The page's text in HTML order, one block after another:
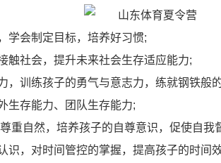
学会制定目标，培养好习惯;
触社会，提升未来社会生存适应能力;
，训练孩子的勇气与意志力，练就钢铁般
生存能力、团队生存能力;
重自然，培养孩子的自尊意识，促使自我
识，对时间管控的掌握，提高孩子的时间效